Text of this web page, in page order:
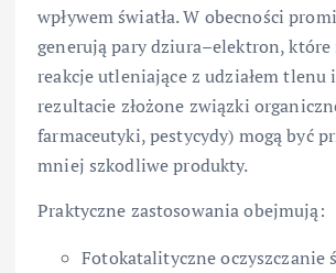
wpływem światła. W obecności
generują pary dziura–elektron,
reakcje utleniające z udziałem tlenu
rezultacie złożone związki
farmaceutyki, pestycydy) mogą być
mniej szkodliwe produkty.
Praktyczne zastosowania obejmują:
Fotokatalityczne oczyszczanie